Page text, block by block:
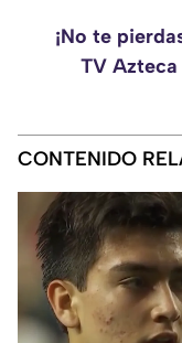
¡No te
TV Azteca
CONTENIDO